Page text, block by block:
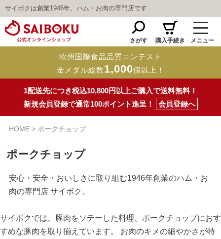
サイボクは創業1946年、ハム・お肉の専門店です
さがす 購入手続き メニュー
欧州国際食品品質コンテスト
金メダル総数1,000個以上！
1配送先につき税込10,800円以上ご購入で送料無料！
新規会員登録で通常100ポイント進呈！
会員登録へ
HOME ポークチョップ
ポークチョップ
安心・安全・おいしさに取り組む1946年創業のハム・お
肉の専門店 サイボク。
サイボクでは、豚肉をソテーした料理、ポークチョップにおす
すめな豚肉を取り揃えています。 お肉のキメの細やかさが特